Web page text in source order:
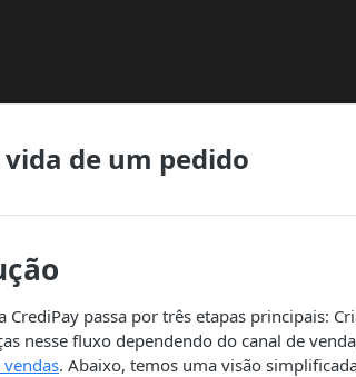
vida de um pedido
CrediPay passa por três etapas principais:
nesse fluxo dependendo do canal de
vendas. Abaixo, temos uma visão